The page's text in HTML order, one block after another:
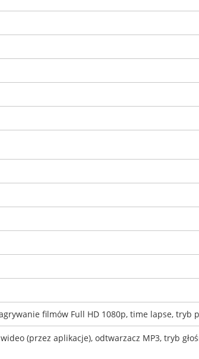
filmów Full HD 1080p, time lapse,
(przez aplikacje), odtwarzacz MP3, tryb